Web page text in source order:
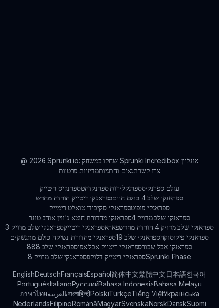
@ 2026
Sprunki.io: שחקו במשחק Sprunki Incredibox אונליין
מדיניות פרטיותתנאים והתניותצרו קשר
הטספרנקיס ריטייקספרנקלירות ספרנקדעולם ספרנקיס
ספראנקי ריטייק הורדה מחדש
ספראנקי שלב 4 כולם חיים
ספראנקי סקיבידי טואלט רימייקספראנקי פופיט
ספראנקי מהדורת חוטא ג'ווין אוהב טונר ספראנקי שלב מדויק 4
ספראנקי שלב מדויק 3פאראספראנקי ריטייק
ספראנקי שלב מדויק 4 הורדה מחדש
ספראנקי מהדורת נשיקה כולם מתנשקים
ספראנקי שלב 19ספראנקי פיקוסוקה
ספראנקי שלב 888ספראנקי ריטייק אבל אפיספראנקי אבל שבור
ספראנקי שלב מדויק 8ספראנקי ריטייק דלוקסSprunki Phase
EnglishDeutschFrançaisEspañol简体中文繁體中文日本語한국어
PortuguêsItalianoРусскийBahasa IndonesiaBahasa Melayu
ภาษาไทยبالعربيةবাংলাहिन्दीPolskiTürkçeTiếng ViệtУкраїнська
NederlandsFilipinoRomânăMagyarSvenskaNorskDanskSuomi